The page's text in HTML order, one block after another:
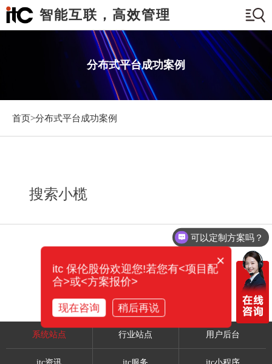
智能互联，高效管理
分布式平台成功案例
首页>分布式平台成功案例
搜索小榄
系统站点 行业站点 用户后台
可以定制方案吗？
×
itc 保伦股份欢迎您!若您有<项目配
合>或<方案报价>
现在咨询 稍后再说